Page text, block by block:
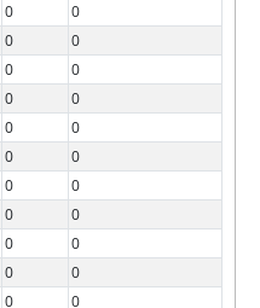
0
0
0
0
0
0
0
0
0
0
0
0
0
0
0
0
0
0
0
0
0 0